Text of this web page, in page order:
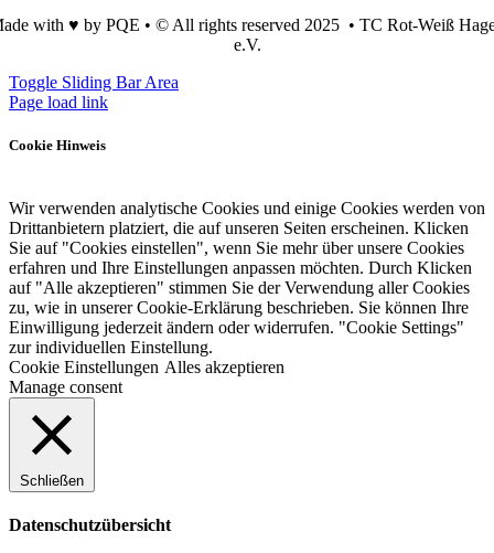
with ♥ by PQE • © All rights reserved 2025 • TC Rot-Weiß
e.V.
Toggle Sliding Bar Area
Page load link
Cookie Hinweis
Wir verwenden analytische Cookies und einige Cookies werden von
Drittanbietern platziert, die auf unseren Seiten erscheinen. Klicken
Sie auf "Cookies einstellen", wenn Sie mehr über unsere Cookies
erfahren und Ihre Einstellungen anpassen möchten. Durch Klicken
auf "Alle akzeptieren" stimmen Sie der Verwendung aller Cookies
zu, wie in unserer Cookie-Erklärung beschrieben. Sie können Ihre
Einwilligung jederzeit ändern oder widerrufen. "Cookie Settings"
zur individuellen Einstellung.
Cookie Einstellungen Alles akzeptieren
Manage consent
Schließen
Datenschutzübersicht